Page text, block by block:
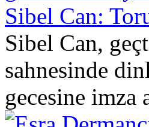
Sibel Can:
Sibel Can,
sahnesinde
gecesine imza